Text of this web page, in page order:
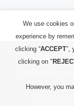
© 2026 S.R.
We use cookies
experience by
clicking “ACCEPT”,
clicking on "
However, you